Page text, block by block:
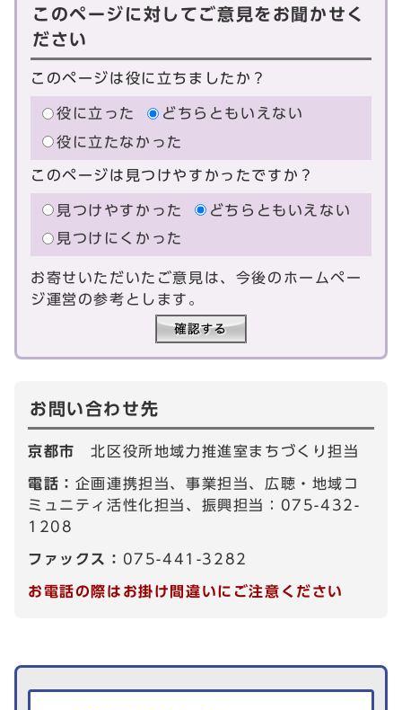
このページに対してご意見をお聞かせく
ださい
このページは役に立ちましたか？
役に立った
どちらともいえない
役に立たなかった
このページは見つけやすかったですか？
見つけやすかった
どちらともいえない
見つけにくかった
お寄せいただいたご意見は、今後のホームペー
ジ運営の参考とします。
お問い合わせ先
京都市北区役所地域力推進室まちづくり担当
電話： 企画連携担当、事業担当、広聴・地域コ
ミュニティ活性化担当、振興担当：075-432-
1208
ファックス： 075-441-3282
お電話の際はお掛け間違いにご注意ください
生活情報を探す